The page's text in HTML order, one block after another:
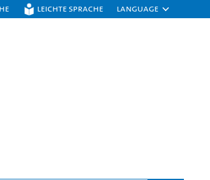
Leichte Sprache Language